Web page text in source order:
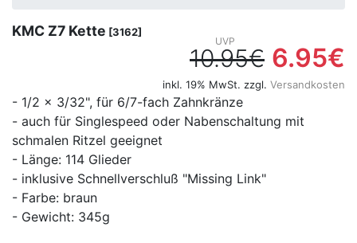
KMC Z7 Kette [3162]
10.95€ 6.95€
inkl. 19% MwSt. zzgl. Versandkosten
- 1/2 x 3/32", für 6/7-fach Zahnkränze
- auch für Singlespeed oder Nabenschaltung mit
schmalen Ritzel geeignet
- Länge: 114 Glieder
- inklusive Schnellverschluß "Missing Link"
- Farbe: braun
- Gewicht: 345g